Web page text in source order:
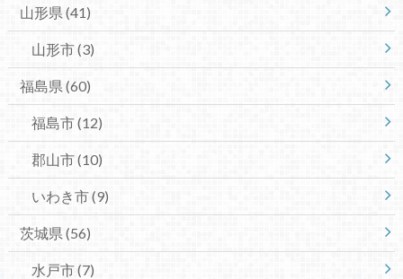
山形県 (41)
山形市(3)
福島県 (60)
福島市(12)
郡山市(10)
いわき市(9)
茨城県 (56)
水戸市(7)